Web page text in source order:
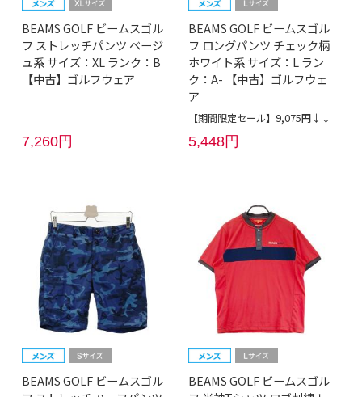
BEAMS GOLF ビームスゴル
フ ストレッチパンツ ベージ
ュ系 サイズ：XL ランク：B
【中古】ゴルフウェア
7,260円
BEAMS GOLF ビームスゴル
フ ロングパンツ チェック柄
ホワイト系 サイズ：L ラン
ク：A- 【中古】ゴルフウェ
ア
【期間限定セール】9,075円↓↓
5,448円
BEAMS GOLF ビームスゴル
BEAMS GOLF ビームスゴル